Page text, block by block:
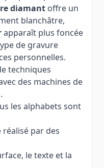
diamant offre un
blanchâtre,
apparaît plus foncée
de gravure
personnelles.
techniques
des machines de
les alphabets sont
par des
le texte et la